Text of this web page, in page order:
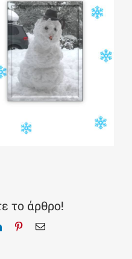
το άρθρο!
LinkedInPinterestEmail